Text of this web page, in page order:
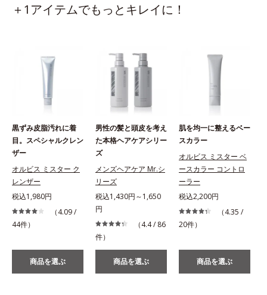
＋1アイテムでもっとキレイに！
黒ずみ皮脂汚れに着
目。スペシャルクレン
ザー
オルビス ミスター ク
レンザー
税込1,980円
（4.09 /
44件）
商品を選ぶ
男性の髪と頭皮を考え
た本格ヘアケアシリー
ズ
メンズヘアケア Mr.シ
リーズ
税込1,430円～1,650
円
（4.4 / 86
件）
商品を選ぶ
肌を均一に整えるベー
スカラー
オルビス ミスター ベ
ースカラー コントロ
ーラー
税込2,200円
（4.35 /
20件）
商品を選ぶ